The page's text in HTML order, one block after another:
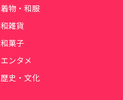
着物・和服
和雑貨
和菓子
エンタメ
歴史・文化